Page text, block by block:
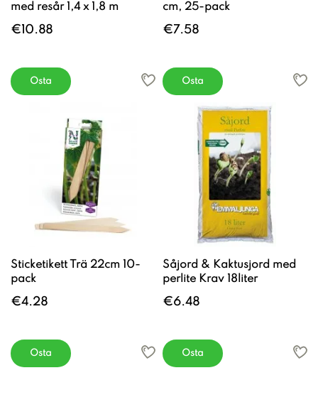
med resår 1,4 x 1,8 m
€10.88
Osta
cm, 25-pack
€7.58
Osta
Sticketikett Trä 22cm 10-
pack
€4.28
Osta
Såjord & Kaktusjord med
perlite Krav 18liter
€6.48
Osta